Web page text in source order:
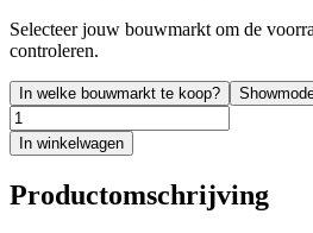
Selecteer jouw bouwmarkt om de
controleren.
In welke bouwmarkt te koop?
In winkelwagen
Productomschrijving